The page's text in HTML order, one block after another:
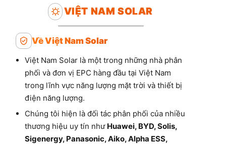
VIỆT NAM SOLAR
Về Việt Nam Solar
Việt Nam Solar là một trong những nhà phân
phối và đơn vị EPC hàng đầu tại Việt Nam
trong lĩnh vực năng lượng mặt trời và thiết bị
điện năng lượng.
Chúng tôi hiện là đối tác phân phối của nhiều
thương hiệu uy tín như Huawei, BYD, Solis,
Sigenergy, Panasonic, Aiko, Alpha ESS,